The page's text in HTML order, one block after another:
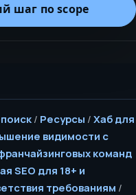
шаг по scope
/ Ресурсы / Хаб для
видимости с
команд
SEO для 18+ и
требованиям /